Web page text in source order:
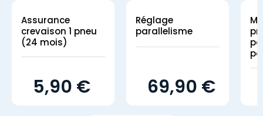
Assurance
crevaison 1 pneu
(24 mois)
5,90 €
Réglage
parallelisme
69,90 €